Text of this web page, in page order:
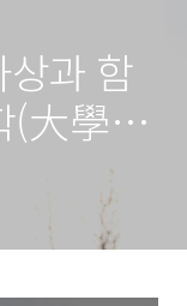
과 함
(大學)